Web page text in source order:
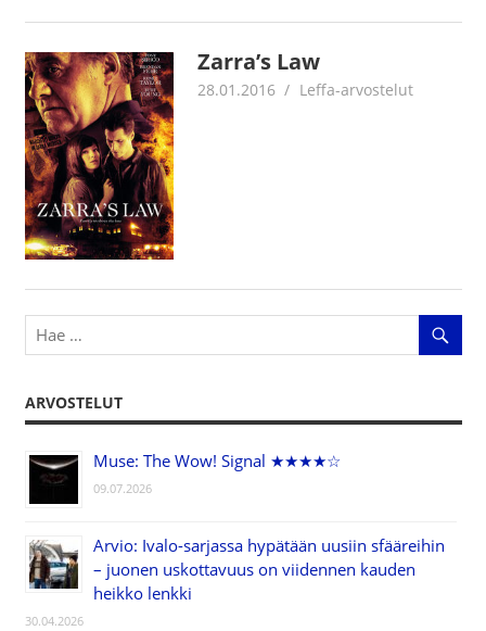
Zarra’s Law
28.01.2016 Jouni Hirn
Leffa-arvostelut
ARVOSTELUT
Muse: The Wow! Signal ★★★★☆
09.07.2026
Arvio: Ivalo-sarjassa hypätään uusiin sfääreihin
– juonen uskottavuus on viidennen kauden
heikko lenkki
30.04.2026